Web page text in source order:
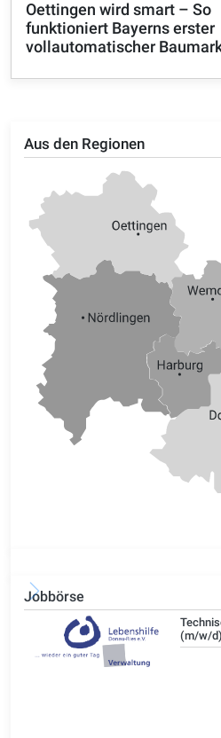
Aus den Regionen
Jobbörse
(m/w/d)
Oettingen wird smart – So
funktioniert Bayerns erster
vollautomatischer